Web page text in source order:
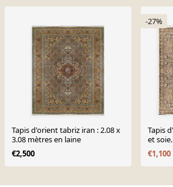
Tapis d'orient tabriz iran : 2.08 x
3.08 mètres en laine
€2,500
-27%
Tapis
et soie. Fait main : 2.00 X 2.00
mètres
€1,100